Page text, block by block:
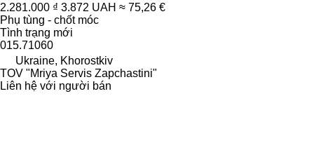
2.281.000 ₫ 3.872 UAH ≈ 75,26 €
Phụ tùng - chốt móc
Tình trạng mới
015.71060
Ukraine, Khorostkiv
TOV "Mriya Servis Zapchastini"
Liên hệ với người bán